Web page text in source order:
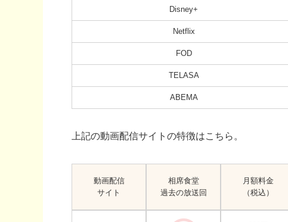
Disney+
Netflix
FOD
TELASA
ABEMA
上記の動画配信サイトの特徴はこちら。
動画配信
サイト
相席食堂
過去の放送回
月額料金
（税込）